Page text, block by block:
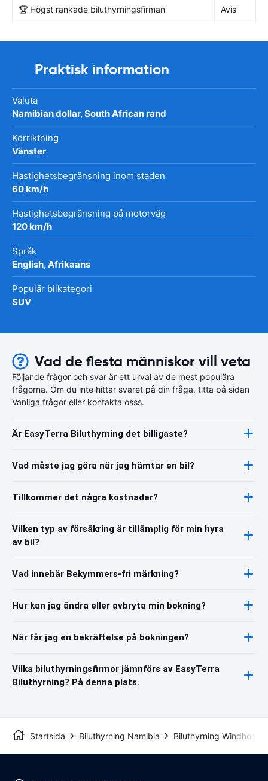
🏆 Högst rankade biluthyrningsfirman Avis
Praktisk information
Valuta
Namibian dollar, South African rand
Körriktning
Vänster
Hastighetsbegränsning inom staden
60 km/h
Hastighetsbegränsning på motorväg
120 km/h
Språk
English, Afrikaans
Populär bilkategori
SUV
Vad de flesta människor vill veta
Följande frågor och svar är ett urval av de mest populära
frågorna. Om du inte hittar svaret på din fråga, titta på sidan
Vanliga frågor eller kontakta osss.
Är EasyTerra Biluthyrning det billigaste?
Vad måste jag göra när jag hämtar en bil?
Tillkommer det några kostnader?
Vilken typ av försäkring är tillämplig för min hyra
av bil?
Vad innebär Bekymmers-fri märkning?
Hur kan jag ändra eller avbryta min bokning?
När får jag en bekräftelse på bokningen?
Vilka biluthyrningsfirmor jämnförs av EasyTerra
Biluthyrning? På denna plats.
Startsida Biluthyrning Namibia Biluthyrning Windhoek